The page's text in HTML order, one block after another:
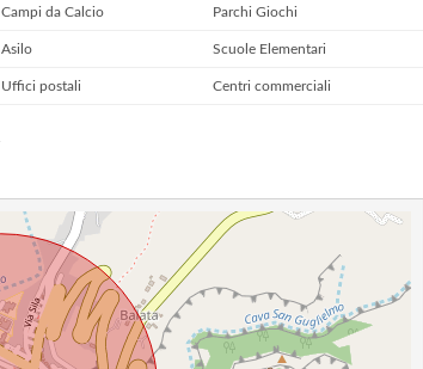
Campi da Calcio Parchi Giochi
Asilo Scuole Elementari
Uffici postali Centri commerciali